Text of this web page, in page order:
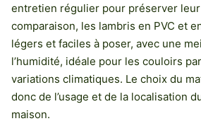
entretien régulier pour préserver leur
comparaison, les lambris en PVC et
légers et faciles à poser, avec une
l’humidité, idéale pour les couloirs
variations climatiques. Le choix du
donc de l’usage et de la localisation
maison.